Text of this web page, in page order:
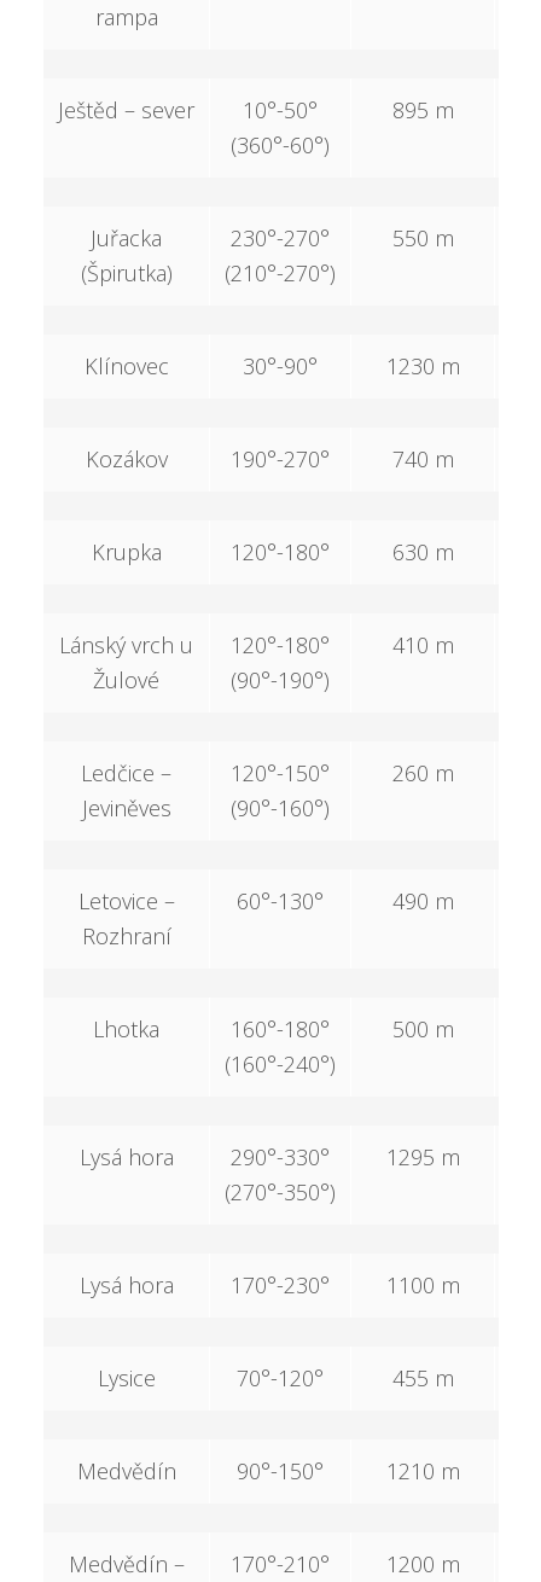
rampa
Ještěd – sever
10°-50°
(360°-60°)
895 m
Juřacka
(Špirutka)
230°-270°
(210°-270°)
550 m
Klínovec 30°-90° 1230 m
Kozákov 190°-270° 740 m
Krupka 120°-180° 630 m
Lánský vrch u
Žulové
120°-180°
(90°-190°)
410 m
Ledčice –
Jeviněves
120°-150°
(90°-160°)
260 m
Letovice –
Rozhraní
60°-130° 490 m
Lhotka
160°-180°
(160°-240°)
500 m
Lysá hora
290°-330°
(270°-350°)
1295 m
Lysá hora 170°-230° 1100 m
Lysice 70°-120° 455 m
Medvědín 90°-150° 1210 m
Medvědín –
170°-210° 1200 m